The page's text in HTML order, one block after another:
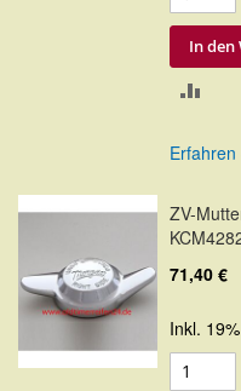
In
ZV-
71,40 €
Inkl.